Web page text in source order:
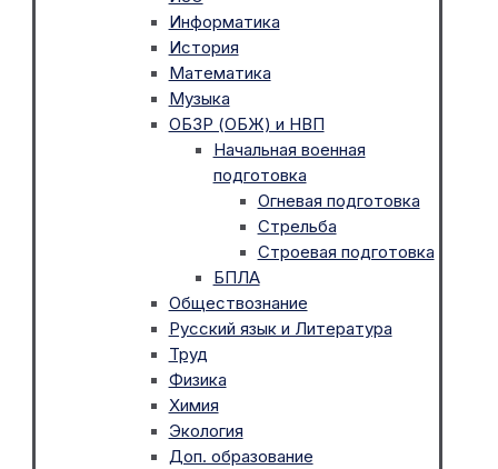
Информатика
История
Математика
Музыка
ОБЗР (ОБЖ) и НВП
Начальная военная
подготовка
Огневая подготовка
Стрельба
Строевая подготовка
БПЛА
Обществознание
Русский язык и Литература
Труд
Физика
Химия
Экология
Доп. образование